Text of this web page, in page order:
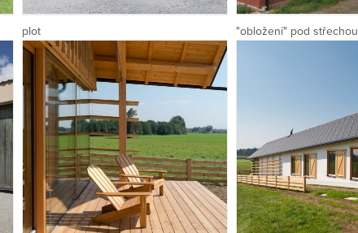
plot "obložení" pod střechou